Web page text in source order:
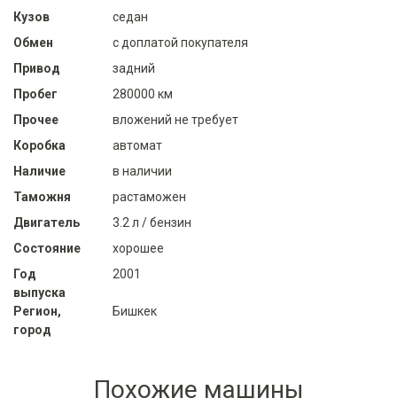
Кузов
седан
Обмен
с доплатой покупателя
Привод
задний
Пробег
280000 км
Прочее
вложений не требует
Коробка
автомат
Наличие
в наличии
Таможня
растаможен
Двигатель
3.2 л / бензин
Состояние
хорошее
Год
выпуска
2001
Регион,
город
Бишкек
Похожие машины